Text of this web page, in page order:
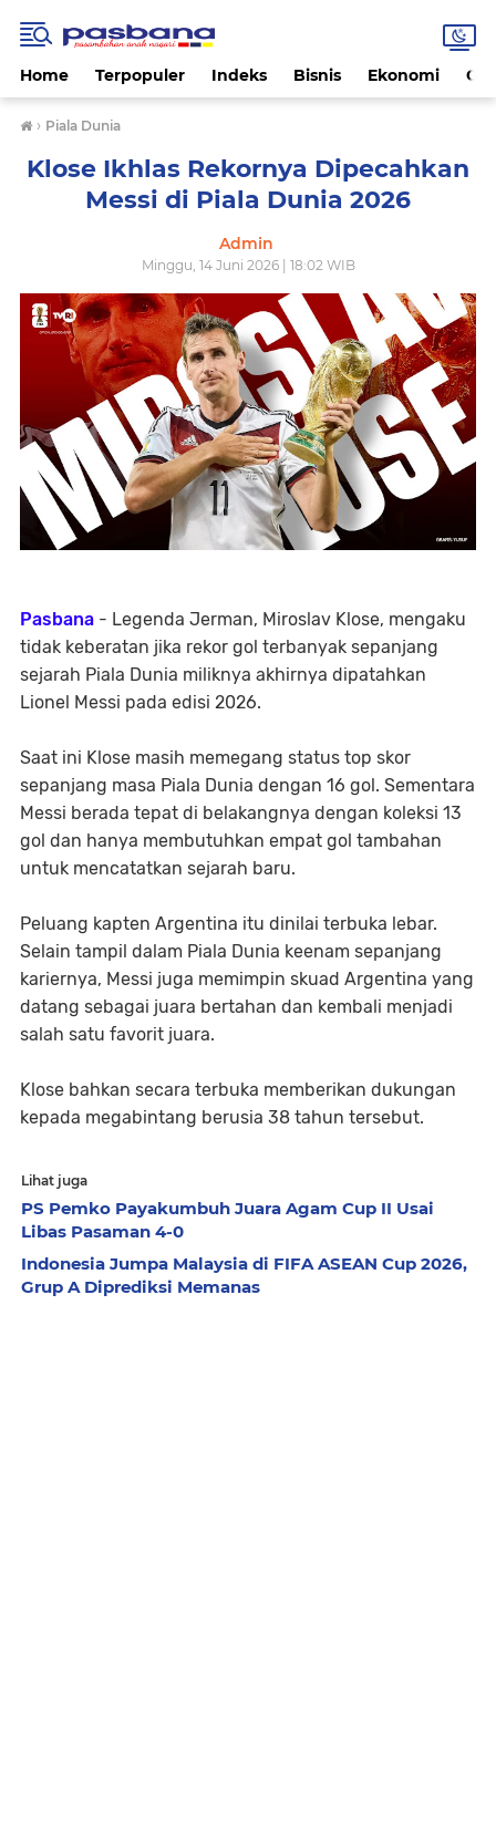
Home Terpopuler Indeks Bisnis Ekonomi
› Piala Dunia
Klose Ikhlas Rekornya Dipecahkan
Messi di Piala Dunia 2026
Admin
Minggu, 14 Juni 2026 | 18:02 WIB
Pasbana - Legenda Jerman, Miroslav Klose, mengaku
tidak keberatan jika rekor gol terbanyak sepanjang
sejarah Piala Dunia miliknya akhirnya dipatahkan
Lionel Messi pada edisi 2026.
Saat ini Klose masih memegang status top skor
sepanjang masa Piala Dunia dengan 16 gol. Sementara
Messi berada tepat di belakangnya dengan koleksi 13
gol dan hanya membutuhkan empat gol tambahan
untuk mencatatkan sejarah baru.
Peluang kapten Argentina itu dinilai terbuka lebar.
Selain tampil dalam Piala Dunia keenam sepanjang
kariernya, Messi juga memimpin skuad Argentina yang
datang sebagai juara bertahan dan kembali menjadi
salah satu favorit juara.
Klose bahkan secara terbuka memberikan dukungan
kepada megabintang berusia 38 tahun tersebut.
Lihat juga
PS Pemko Payakumbuh Juara Agam Cup II Usai
Libas Pasaman 4-0
Indonesia Jumpa Malaysia di FIFA ASEAN Cup 2026,
Grup A Diprediksi Memanas